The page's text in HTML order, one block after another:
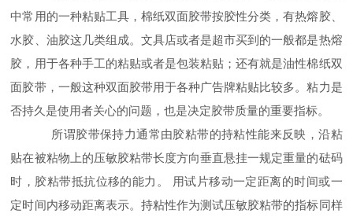
中常用的一种粘贴工具，棉纸双面胶带按胶性分类，有热熔胶、
水胶、油胶这几类组成。文具店或者是超市买到的一般都是热熔
胶，用于各种手工的粘贴或者是包装粘贴；还有就是油性棉纸双
面胶带，一般这种双面胶带用于各种广告牌粘贴比较多。粘力是
否持久是使用者关心的问题，也是决定胶带质量的重要指标。
所谓胶带保持力通常由胶粘带的持粘性能来反映，沿粘
贴在被粘物上的压敏胶粘带长度方向垂直悬挂一规定重量的砝码
时，胶粘带抵抗位移的能力。 用试片移动一定距离的时间或一
定时间内移动距离表示。持粘性作为测试压敏胶粘带的指标同样